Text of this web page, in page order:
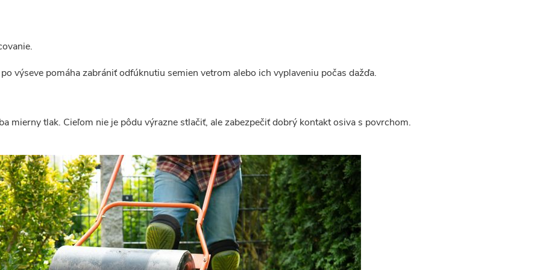
výseve pomáha zabrániť odfúknutiu semien vetrom alebo ich vyplaveniu počas dažďa.
mierny tlak. Cieľom nie je pôdu výrazne stlačiť, ale zabezpečiť dobrý kontakt osiva s povrchom.